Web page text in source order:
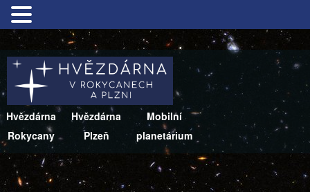
Hvězdárna
Rokycany
Hvězdárna
Plzeň
Mobilní
planetárium